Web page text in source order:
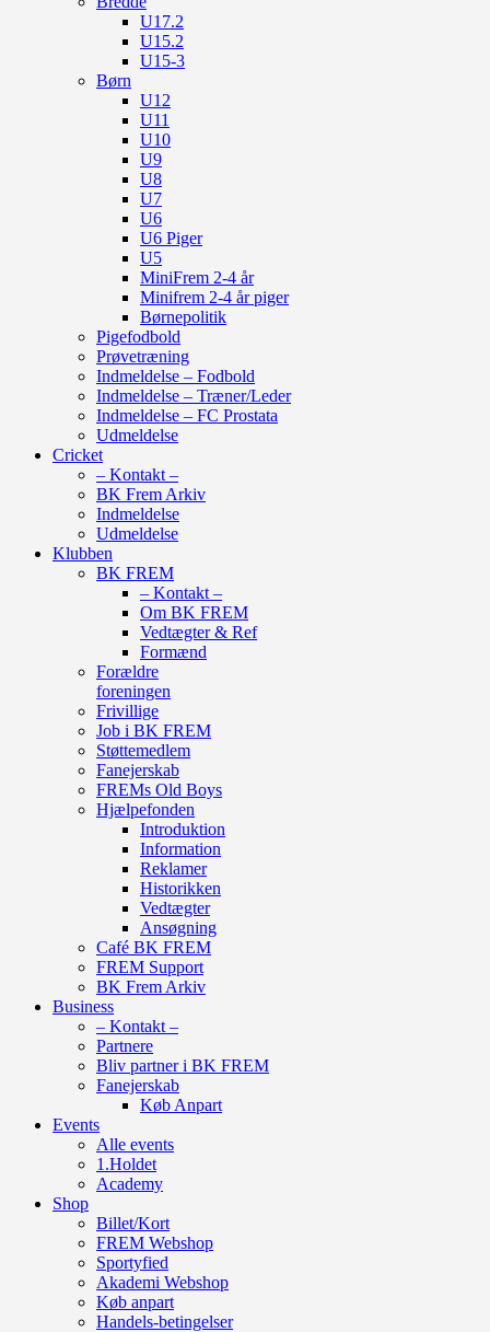
U17.2
U15.2
U15-3
Børn
U12
U11
U10
U9
U8
U7
U6
U6 Piger
U5
MiniFrem 2-4 år
Minifrem 2-4 år piger
Børnepolitik
Pigefodbold
Prøvetræning
Indmeldelse – Fodbold
Indmeldelse – Træner/Leder
Indmeldelse – FC Prostata
Udmeldelse
Cricket
– Kontakt –
BK Frem Arkiv
Indmeldelse
Udmeldelse
Klubben
BK FREM
– Kontakt –
Om BK FREM
Vedtægter & Ref
Formænd
Forældre
foreningen
Frivillige
Job i BK FREM
Støttemedlem
Fanejerskab
FREMs Old Boys
Hjælpefonden
Introduktion
Information
Reklamer
Historikken
Vedtægter
Ansøgning
Café BK FREM
FREM Support
BK Frem Arkiv
Business
– Kontakt –
Partnere
Bliv partner i BK FREM
Fanejerskab
Køb Anpart
Events
Alle events
1.Holdet
Academy
Shop
Billet/Kort
FREM Webshop
Sportyfied
Akademi Webshop
Køb anpart
Handels-betingelser